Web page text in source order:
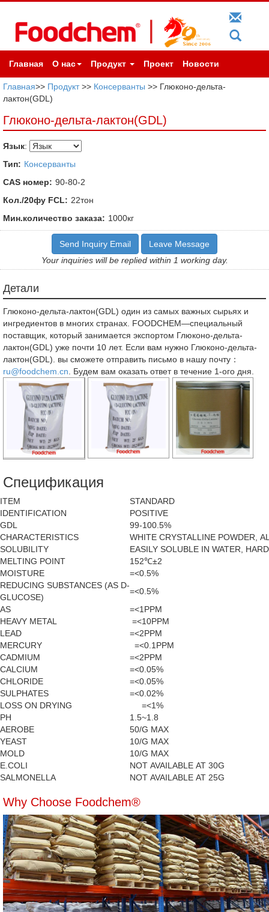
Главная О нас Продукт Проект Новости
Главная>> Продукт>> Консерванты >> Глюконо-дельта-
лактон(GDL)
Глюконо-дельта-лактон(GDL)
Язык:
Тип: Консерванты
CAS номер: 90-80-2
Кол./20фу FCL: 22тон
Мин.количество заказа: 1000кг
Send Inquiry Email
Leave Message
Your inquiries will be replied within 1 working day.
Детали
Глюконо-дельта-лактон(GDL) один из самых важных сырьях и
ингредиентов в многих странах. FOODCHEM—специальный
поставщик, который занимается экспортом Глюконо-дельта-
лактон(GDL) уже почти 10 лет. Если вам нужно Глюконо-дельта-
лактон(GDL). вы сможете отправить письмо в нашу почту：
ru@foodchem.cn . Будем вам оказать ответ в течение 1-ого дня.
Спецификация
ITEM
STANDARD
IDENTIFICATION
POSITIVE
GDL
99-100.5%
CHARACTERISTICS
WHITE CRYSTALLINE POWDER,
SOLUBILITY
EASILY SOLUBLE IN WATER,
MELTING POINT
152℃±2
MOISTURE
=<0.5%
REDUCING SUBSTANCES (AS D-
GLUCOSE)
=<0.5%
AS
=<1PPM
HEAVY METAL
=<10PPM
LEAD
=<2PPM
MERCURY
=<0.1PPM
CADMIUM
=<2PPM
CALCIUM
=<0.05%
CHLORIDE
=<0.05%
SULPHATES
=<0.02%
LOSS ON DRYING
=<1%
PH
1.5~1.8
AEROBE
50/G MAX
YEAST
10/G MAX
MOLD
10/G MAX
E.COLI
NOT AVAILABLE AT 30G
SALMONELLA
NOT AVAILABLE AT 25G
Why Choose Foodchem®